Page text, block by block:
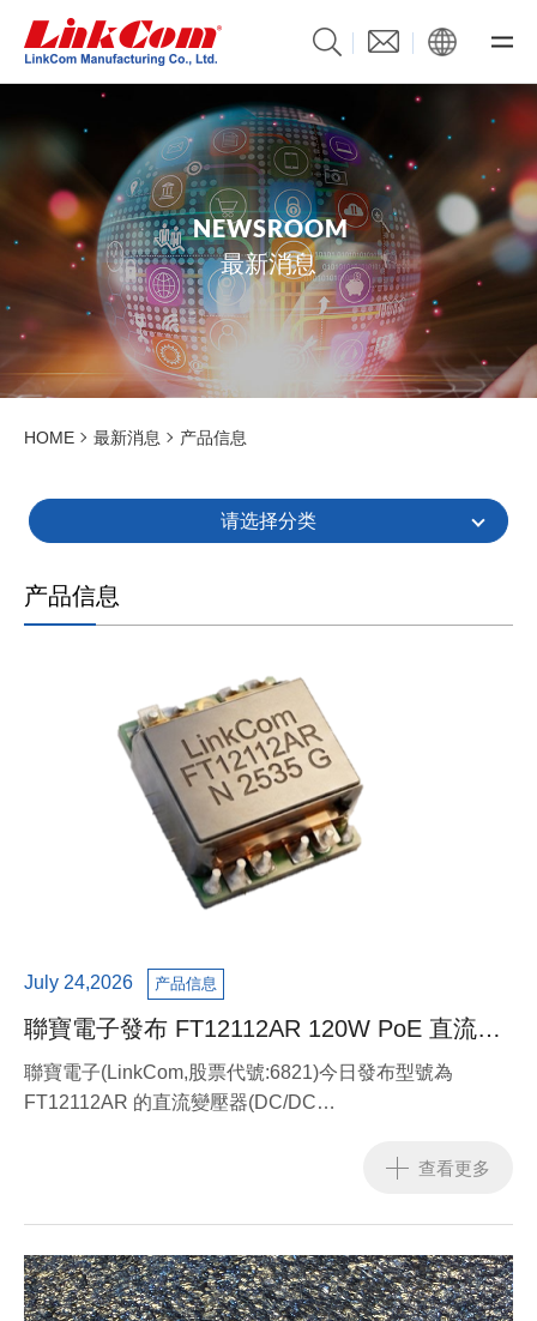
NEWSROOM
最新消息
HOME 最新消息 产品信息
请选择分类
产品信息
July 24,2026 产品信息
聯寶電子發布 FT12112AR 120W PoE 直流變
壓器,對應 2.5G LAN 與 2A 供電架構
聯寶電子(LinkCom,股票代號:6821)今日發布型號為
FT12112AR 的直流變壓器(DC/DC
的輸出需求。
FT12112AR 技術規格與特徵
查看更多